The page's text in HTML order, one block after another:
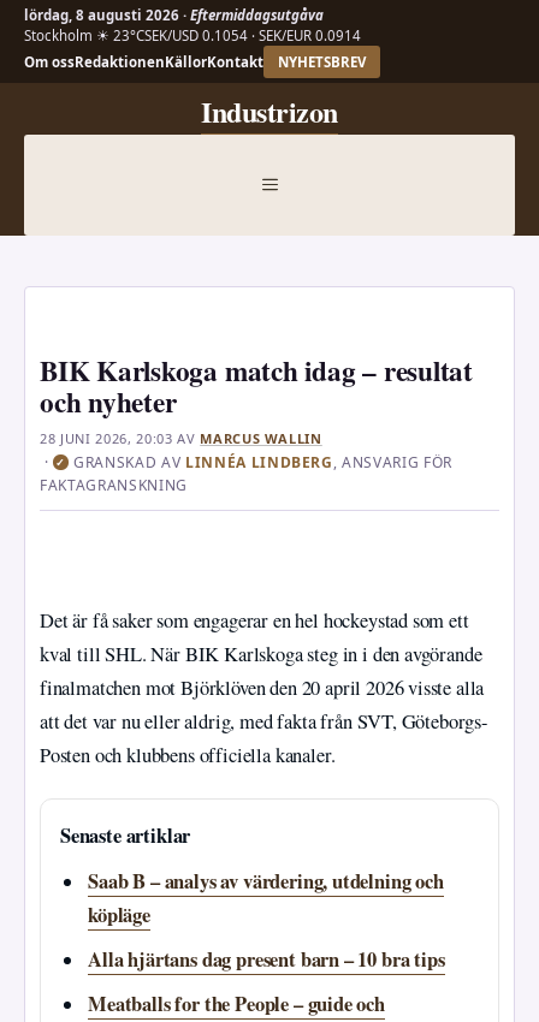
lördag, 8 augusti 2026 · Eftermiddagsutgåva
Stockholm ☀ 23°CSEK/USD 0.1054 · SEK/EUR 0.0914
Om ossRedaktionenKällorKontakt NYHETSBREV
Industrizon
MENY
BIK Karlskoga match idag – resultat
och nyheter
28 JUNI 2026, 20:03 AV MARCUS WALLIN
· ✓ GRANSKAD AV LINNÉA LINDBERG, ANSVARIG FÖR
FAKTAGRANSKNING
Det är få saker som engagerar en hel hockeystad som ett
kval till SHL. När BIK Karlskoga steg in i den avgörande
finalmatchen mot Björklöven den 20 april 2026 visste alla
att det var nu eller aldrig, med fakta från SVT, Göteborgs-
Posten och klubbens officiella kanaler.
Senaste artiklar
Saab B – analys av värdering, utdelning och
köpläge
Alla hjärtans dag present barn – 10 bra tips
Meatballs for the People – guide och